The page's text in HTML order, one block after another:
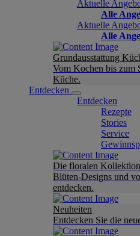
Aktuelle
Alle
Aktuelle
Alle
Grundausstattung
Vom Kochen bis zum
Küche.
Entdecken
Entdecken
Rezepte
Stories
Service
Die floralen
Blüten-Designs und
entdecken.
Neuheiten
Entdecken Sie die